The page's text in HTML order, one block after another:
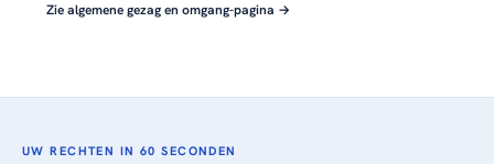
Zie algemene gezag en omgang-pagina →
UW RECHTEN IN 60 SECONDEN